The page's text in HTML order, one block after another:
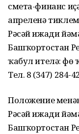
смета-финанс
апреленә
Рәсәй ижади
Башҡортостан
ҡабул ителә:
Тел. 8 (347) 284-
Положение
Рәсәй ижади
Башҡортостан